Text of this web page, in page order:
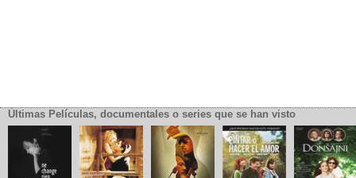
Últimas Películas, documentales o series que se han visto